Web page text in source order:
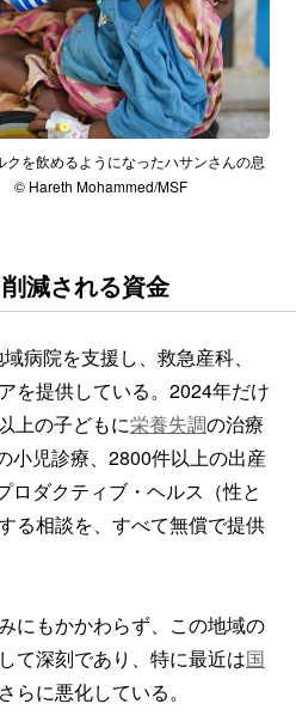
を飲めるようになったハサンさんの息
© Hareth Mohammed/MSF
減される資金
病院を支援し、救急産科、
を提供している。2024年だけ
上の子どもに栄養失調の治療
小児診療、2800件以上の出産
ロダクティブ・ヘルス（性と
る相談を、すべて無償で提供
にもかかわらず、この地域の
て深刻であり、特に最近は国
らに悪化している。